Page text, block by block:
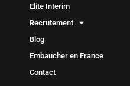
Elite Interim
Recrutement
Blog
Embaucher en France
Contact